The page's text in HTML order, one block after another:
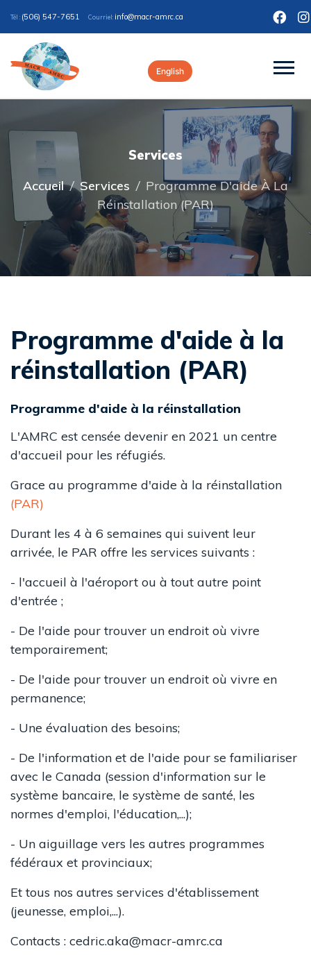
Tél : (506) 547-7651 Courriel: ac.crma-rcam@ofni
English
Services
Accueil/ Services / Programme D'aide À La
Réinstallation (PAR)
Programme d'aide à la
réinstallation (PAR)
Programme d'aide à la réinstallation
L'AMRC est censée devenir en 2021 un centre
d'accueil pour les réfugiés.
Grace au programme d'aide à la réinstallation
(PAR)
Durant les 4 à 6 semaines qui suivent leur
arrivée, le PAR offre les services suivants :
- l'accueil à l'aéroport ou à tout autre point
d'entrée ;
- De l'aide pour trouver un endroit où vivre
temporairement;
- De l'aide pour trouver un endroit où vivre en
permanence;
- Une évaluation des besoins;
- De l'information et de l'aide pour se familiariser
avec le Canada (session d'information sur le
système bancaire, le système de santé, les
normes d'emploi, l'éducation,...);
- Un aiguillage vers les autres programmes
fédéraux et provinciaux;
Et tous nos autres services d'établissement
(jeunesse, emploi,...).
Contacts : cedric.aka@macr-amrc.ca